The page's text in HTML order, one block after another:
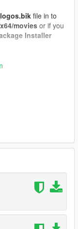
file in to
movies or if you
Installer